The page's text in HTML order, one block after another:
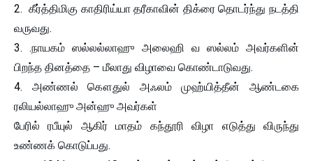
2. கீர்த்திமிகு காதிரிய்யா தரீகாவின் திக்ரை தொடர்ந்து நடத்தி
வருவது.
3. .நாயகம் ஸல்லல்லாஹு அலைஹி வ ஸல்லம் அவர்களின்
பிறந்த தினத்தை – மீலாது விழாவை கொண்டாடுவது.
4. அண்ணல் கௌதுல் அஃலம் முஹ்யித்தீன் ஆண்டகை
ரலியல்லாஹு அன்ஹு அவர்கள்
பேரில் ரபீயுல் ஆகிர் மாதம் கந்தூரி விழா எடுத்து விருந்து
உண்ணக் கொடுப்பது.